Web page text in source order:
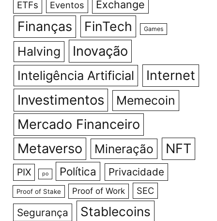
ETFs Eventos Exchange
Finanças FinTech Games
Halving Inovação
Inteligência Artificial Internet
Investimentos Memecoin
Mercado Financeiro
Metaverso
Mineração NFT
PIX po Política Privacidade
Proof of Stake Proof of Work SEC
Segurança Stablecoins